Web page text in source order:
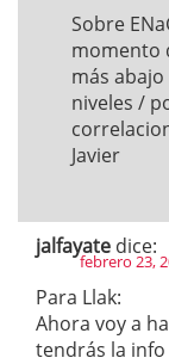
Sobre
momento
más
niveles /
Javier
jalfayate dice:
febrero 23,
Para Llak:
Ahora voy a
tendrás la